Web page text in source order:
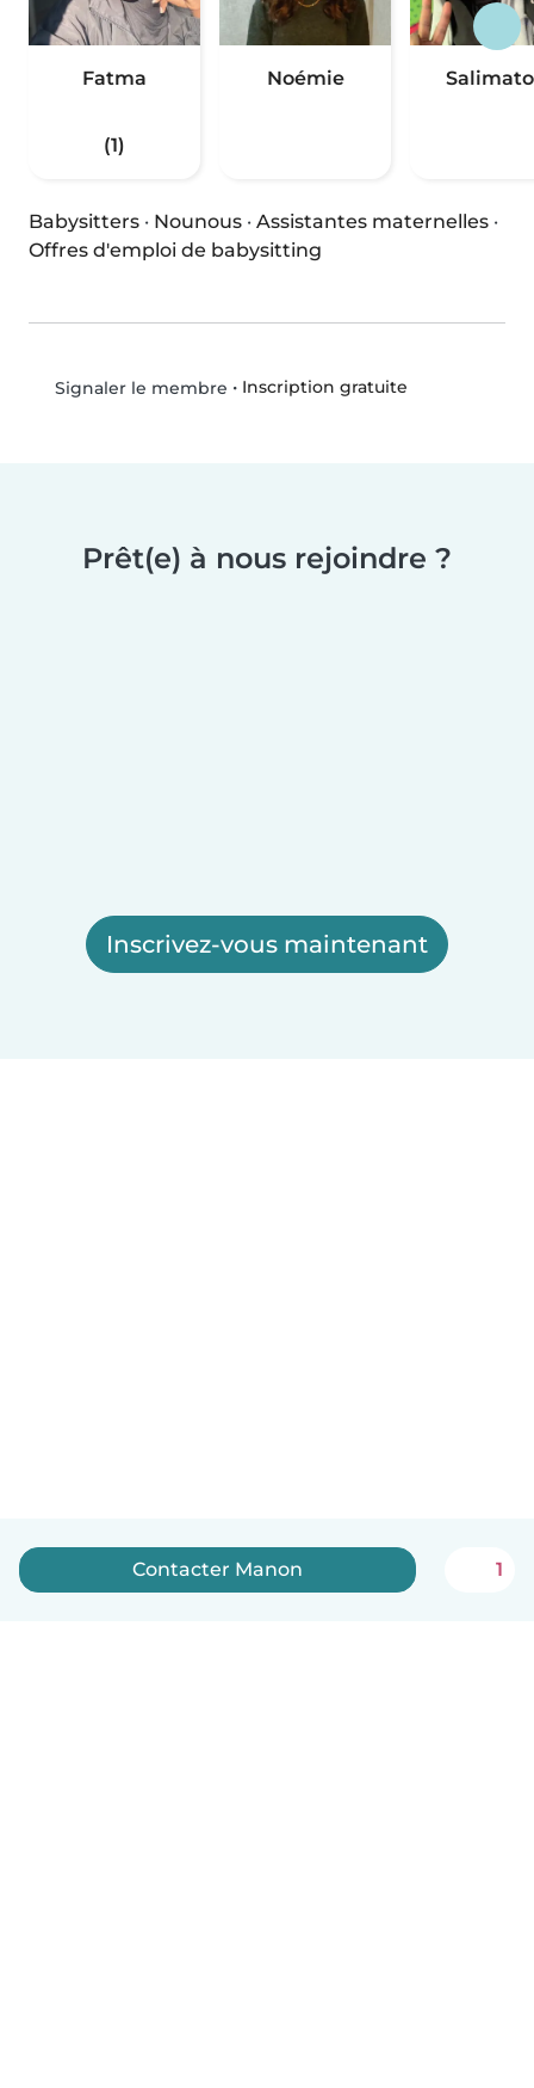
Fatma
(1)
Noémie
Babysitters · Nounous · Assistantes maternelles ·
Offres d'emploi de babysitting
Signaler le membre • Inscription gratuite
Prêt(e) à nous rejoindre ?
Inscrivez-vous maintenant
Contacter Manon 1